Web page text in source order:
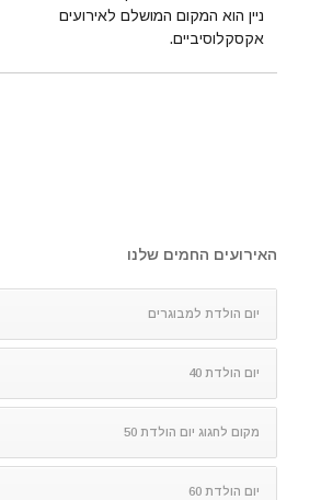
ניין הוא המקום המושלם לאירועים
אקסקלוסיביים.
האירועים החמים שלנו
יום הולדת למבוגרים
יום הולדת 40
מקום לחגוג יום הולדת 50
יום הולדת 60